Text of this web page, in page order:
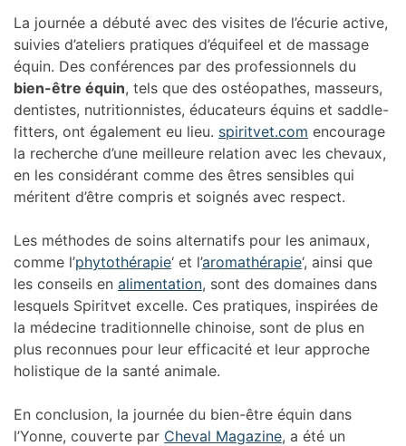
La journée a débuté avec des visites de l’écurie active,
suivies d’ateliers pratiques d’équifeel et de massage
équin. Des conférences par des professionnels du
bien-être équin, tels que des ostéopathes, masseurs,
dentistes, nutritionnistes, éducateurs équins et saddle-
fitters, ont également eu lieu. spiritvet.com encourage
la recherche d’une meilleure relation avec les chevaux,
en les considérant comme des êtres sensibles qui
méritent d’être compris et soignés avec respect.
Les méthodes de soins alternatifs pour les animaux,
comme l’phytothérapie‘ et l’aromathérapie‘, ainsi que
les conseils en alimentation, sont des domaines dans
lesquels Spiritvet excelle. Ces pratiques, inspirées de
la médecine traditionnelle chinoise, sont de plus en
plus reconnues pour leur efficacité et leur approche
holistique de la santé animale.
En conclusion, la journée du bien-être équin dans
l’Yonne, couverte par Cheval Magazine, a été un